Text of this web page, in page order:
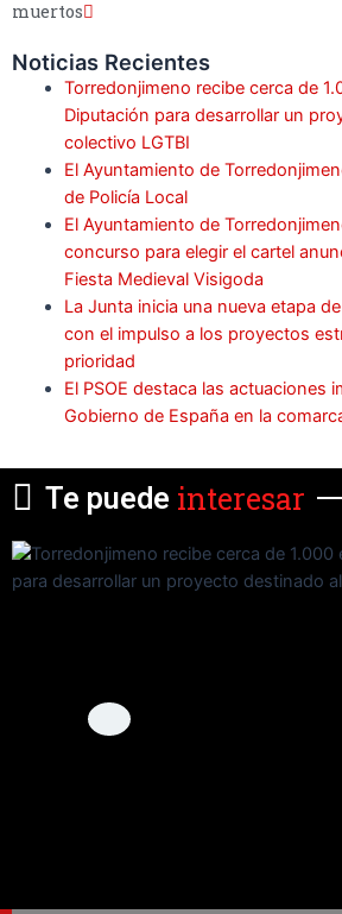
muertos
Noticias Recientes
Torredonjimeno recibe cerca de
Diputación para desarrollar un
colectivo LGTBI
El Ayuntamiento de
de Policía Local
El Ayuntamiento de
concurso para elegir el cartel
Fiesta Medieval Visigoda
La Junta inicia una nueva etapa
con el impulso a los proyectos
prioridad
El PSOE destaca las actuaciones
Gobierno de España en la
Te puede interesar